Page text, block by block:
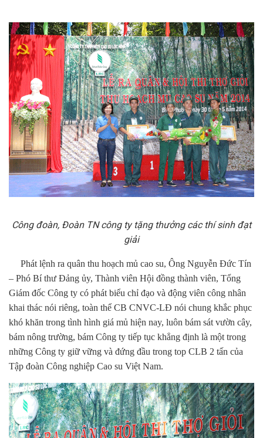
Công đoàn, Đoàn TN công ty tặng thưởng các thí sinh đạt
giải
Phát lệnh ra quân thu hoạch mủ cao su, Ông Nguyễn Đức Tín
– Phó Bí thư Đảng ủy, Thành viên Hội đồng thành viên, Tổng
Giám đốc Công ty có phát biểu chỉ đạo và động viên công nhân
khai thác nói riêng, toàn thể CB CNVC-LĐ nói chung khắc phục
khó khăn trong tình hình giá mủ hiện nay, luôn bám sát vườn cây,
bám nông trường, bám Công ty tiếp tục khẳng định là một trong
những Công ty giữ vững và đứng đầu trong top CLB 2 tấn của
Tập đoàn Công nghiệp Cao su Việt Nam.